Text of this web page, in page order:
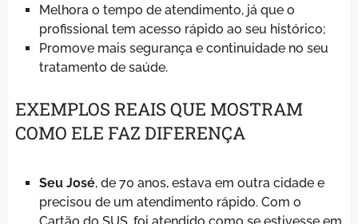
Melhora o tempo de atendimento, já que o
profissional tem acesso rápido ao seu histórico;
Promove mais segurança e continuidade no seu
tratamento de saúde.
EXEMPLOS REAIS QUE MOSTRAM
COMO ELE FAZ DIFERENÇA
Seu José, de 70 anos, estava em outra cidade e
precisou de um atendimento rápido. Com o